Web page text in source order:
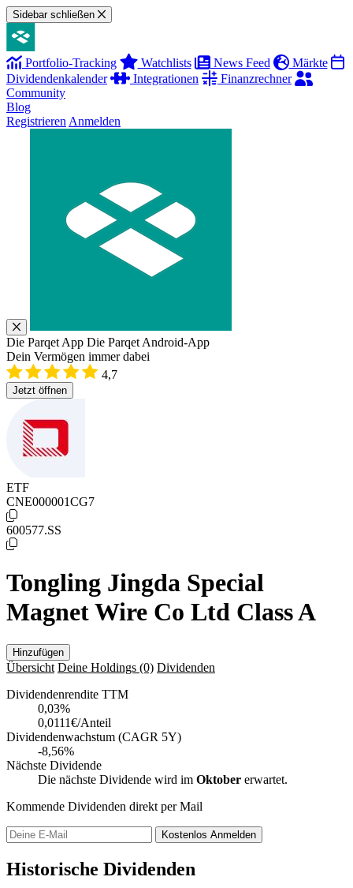
Sidebar schließen
Portfolio-Tracking Watchlists News Feed
Märkte
Dividendenkalender
Integrationen
Finanzrechner
Community
Blog
Registrieren Anmelden
Die Parqet App Die Parqet Android-App
Dein Vermögen immer dabei
4,7
Jetzt öffnen
ETF
CNE000001CG7
600577.SS
Tongling Jingda Special
Magnet Wire Co Ltd Class A
Hinzufügen
Übersicht Deine Holdings (0) Dividenden
Dividendenrendite TTM
0,03%
0,0111€/Anteil
Dividendenwachstum (CAGR 5Y)
-8,56%
Nächste Dividende
Die nächste Dividende wird im Oktober erwartet.
Kommende Dividenden direkt per Mail
Kostenlos Anmelden
Historische Dividenden